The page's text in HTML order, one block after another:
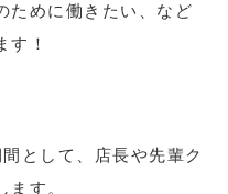
ために働きたい、など
す！
として、店長や先輩ク
す。